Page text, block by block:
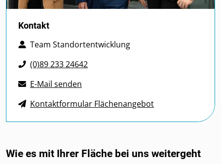
Kontakt
Team Standortentwicklung
(0)89 233 24642
E-Mail senden
Kontaktformular Flächenangebot
Wie es mit Ihrer Fläche bei uns weitergeht